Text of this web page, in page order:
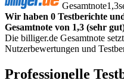
Gesamtnote1,3
Wir haben 0 Testberichte
Gesamtnote von 1,3 (sehr
Die billiger.de Gesamtnote
Nutzerbewertungen und
Professionelle